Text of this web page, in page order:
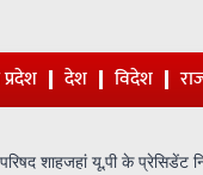
देश विदेश
परिषद शाहजहां यू.पी के प्रेसिडेंट